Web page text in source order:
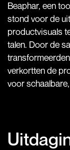
Beaphar, een
stond voor de
productvisuals
talen. Door de
verkortten de
voor